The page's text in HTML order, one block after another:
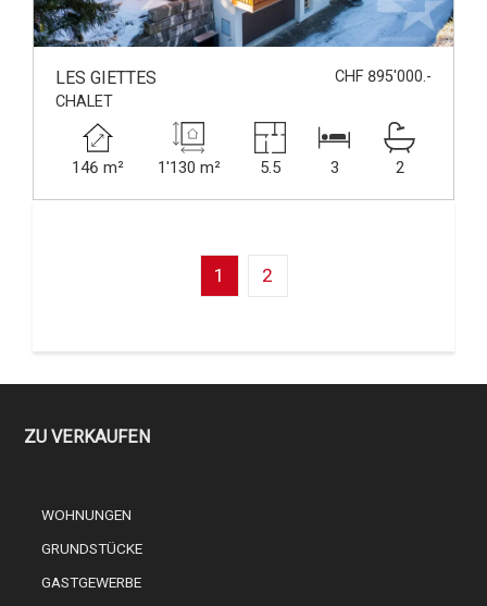
LES GIETTES
CHF 895'000.-
CHALET
146 m² 1'130 m² 5.5 3 2
1 2
ZU VERKAUFEN
WOHNUNGEN
GRUNDSTÜCKE
GASTGEWERBE